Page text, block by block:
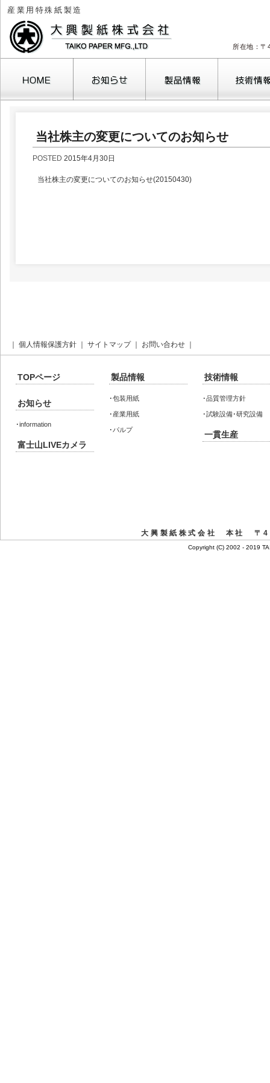
産業用特殊紙製造
所在地：〒
当社株主の変更についてのお知らせ
POSTED 2015年4月30日
当社株主の変更についてのお知らせ(20150430)
個人情報保護方針 サイトマップ お問い合わせ
TOPページ
お知らせ
･information
富士山LIVEカメラ
製品情報
･包装用紙
･ 産業用紙
･ パルプ
技術情報
･品質管理方針
･試験設備･研究設備
一貫生産
大興製紙株式会社 本社 〒
Copyright (C) 2002 - 2019